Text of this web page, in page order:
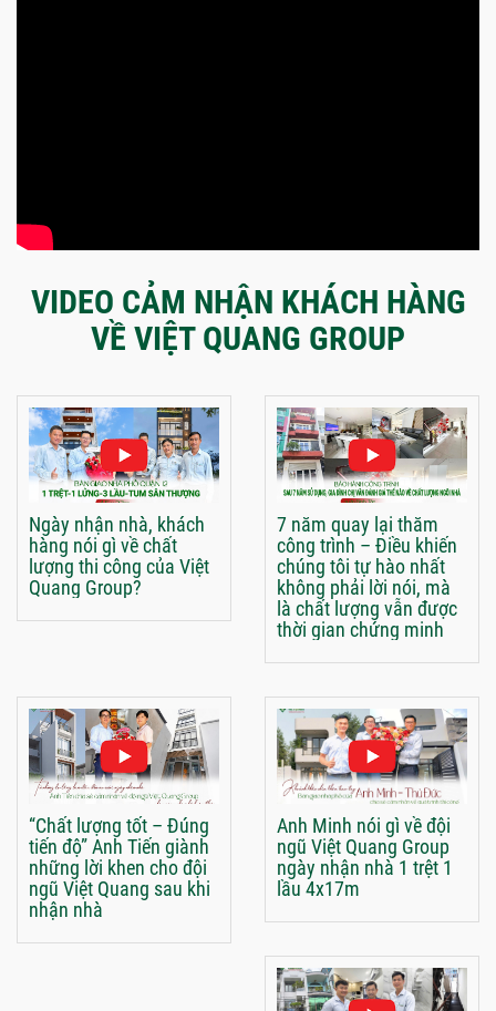
VIDEO CẢM NHẬN KHÁCH HÀNG
VỀ VIỆT QUANG GROUP
Ngày nhận nhà, khách
hàng nói gì về chất
lượng thi công của Việt
Quang Group?
7 năm quay lại thăm
công trình – Điều khiến
chúng tôi tự hào nhất
không phải lời nói, mà
là chất lượng vẫn được
thời gian chứng minh
“Chất lượng tốt – Đúng
tiến độ” Anh Tiến giành
những lời khen cho đội
ngũ Việt Quang sau khi
nhận nhà
Anh Minh nói gì về đội
ngũ Việt Quang Group
ngày nhận nhà 1 trệt 1
lầu 4x17m